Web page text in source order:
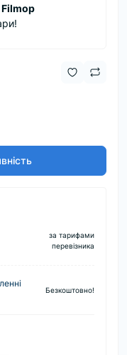
Filmop
за тарифами
перевізника
Безкоштовно!